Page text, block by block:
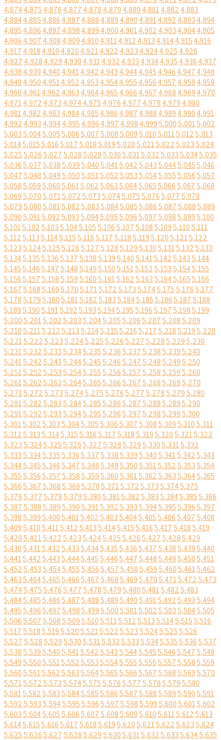
4,8744,8754,8764,8774,8784,8794,8804,8814,8824,883
4,8844,8854,8864,8874,8884,8894,8904,8914,8924,8934,894
4,8954,8964,8974,8984,8994,9004,9014,9024,9034,9044,905
4,9064,9074,9084,9094,9104,9114,9124,9134,9144,9154,916
4,9174,9184,9194,9204,9214,9224,9234,9244,9254,926
4,9274,9284,9294,9304,9314,9324,9334,9344,9354,9364,937
4,9384,9394,9404,9414,9424,9434,9444,9454,9464,9474,948
4,9494,9504,9514,9524,9534,9544,9554,9564,9574,9584,959
4,9604,9614,9624,9634,9644,9654,9664,9674,9684,9694,970
4,9714,9724,9734,9744,9754,9764,9774,9784,9794,980
4,9814,9824,9834,9844,9854,9864,9874,9884,9894,9904,991
4,9924,9934,9944,9954,9964,9974,9984,9995,0005,0015,002
5,0035,0045,0055,0065,0075,0085,0095,0105,0115,0125,013
5,0145,0155,0165,0175,0185,0195,0205,0215,0225,0235,024
5,0255,0265,0275,0285,0295,0305,0315,0325,0335,0345,035
5,0365,0375,0385,0395,0405,0415,0425,0435,0445,0455,046
5,0475,0485,0495,0505,0515,0525,0535,0545,0555,0565,057
5,0585,0595,0605,0615,0625,0635,0645,0655,0665,0675,068
5,0695,0705,0715,0725,0735,0745,0755,0765,0775,078
5,0795,0805,0815,0825,0835,0845,0855,0865,0875,0885,089
5,0905,0915,0925,0935,0945,0955,0965,0975,0985,0995,100
5,1015,1025,1035,1045,1055,1065,1075,1085,1095,1105,111
5,1125,1135,1145,1155,1165,1175,1185,1195,1205,1215,122
5,1235,1245,1255,1265,1275,1285,1295,1305,1315,1325,133
5,1345,1355,1365,1375,1385,1395,1405,1415,1425,1435,144
5,1455,1465,1475,1485,1495,1505,1515,1525,1535,1545,155
5,1565,1575,1585,1595,1605,1615,1625,1635,1645,1655,166
5,1675,1685,1695,1705,1715,1725,1735,1745,1755,1765,177
5,1785,1795,1805,1815,1825,1835,1845,1855,1865,1875,188
5,1895,1905,1915,1925,1935,1945,1955,1965,1975,1985,199
5,2005,2015,2025,2035,2045,2055,2065,2075,2085,209
5,2105,2115,2125,2135,2145,2155,2165,2175,2185,2195,220
5,2215,2225,2235,2245,2255,2265,2275,2285,2295,230
5,2315,2325,2335,2345,2355,2365,2375,2385,2395,240
5,2415,2425,2435,2445,2455,2465,2475,2485,2495,250
5,2515,2525,2535,2545,2555,2565,2575,2585,2595,260
5,2615,2625,2635,2645,2655,2665,2675,2685,2695,270
5,2715,2725,2735,2745,2755,2765,2775,2785,2795,280
5,2815,2825,2835,2845,2855,2865,2875,2885,2895,290
5,2915,2925,2935,2945,2955,2965,2975,2985,2995,300
5,3015,3025,3035,3045,3055,3065,3075,3085,3095,3105,311
5,3125,3135,3145,3155,3165,3175,3185,3195,3205,3215,322
5,3235,3245,3255,3265,3275,3285,3295,3305,3315,332
5,3335,3345,3355,3365,3375,3385,3395,3405,3415,3425,343
5,3445,3455,3465,3475,3485,3495,3505,3515,3525,3535,354
5,3555,3565,3575,3585,3595,3605,3615,3625,3635,3645,365
5,3665,3675,3685,3695,3705,3715,3725,3735,3745,375
5,3765,3775,3785,3795,3805,3815,3825,3835,3845,3855,386
5,3875,3885,3895,3905,3915,3925,3935,3945,3955,3965,397
5,3985,3995,4005,4015,4025,4035,4045,4055,4065,4075,408
5,4095,4105,4115,4125,4135,4145,4155,4165,4175,4185,419
5,4205,4215,4225,4235,4245,4255,4265,4275,4285,429
5,4305,4315,4325,4335,4345,4355,4365,4375,4385,4395,440
5,4415,4425,4435,4445,4455,4465,4475,4485,4495,4505,451
5,4525,4535,4545,4555,4565,4575,4585,4595,4605,4615,462
5,4635,4645,4655,4665,4675,4685,4695,4705,4715,4725,473
5,4745,4755,4765,4775,4785,4795,4805,4815,4825,483
5,4845,4855,4865,4875,4885,4895,4905,4915,4925,4935,494
5,4955,4965,4975,4985,4995,5005,5015,5025,5035,5045,505
5,5065,5075,5085,5095,5105,5115,5125,5135,5145,5155,516
5,5175,5185,5195,5205,5215,5225,5235,5245,5255,526
5,5275,5285,5295,5305,5315,5325,5335,5345,5355,5365,537
5,5385,5395,5405,5415,5425,5435,5445,5455,5465,5475,548
5,5495,5505,5515,5525,5535,5545,5555,5565,5575,5585,559
5,5605,5615,5625,5635,5645,5655,5665,5675,5685,5695,570
5,5715,5725,5735,5745,5755,5765,5775,5785,5795,580
5,5815,5825,5835,5845,5855,5865,5875,5885,5895,5905,591
5,5925,5935,5945,5955,5965,5975,5985,5995,6005,6015,602
5,6035,6045,6055,6065,6075,6085,6095,6105,6115,6125,613
5,6145,6155,6165,6175,6185,6195,6205,6215,6225,6235,624
5,6255,6265,6275,6285,6295,6305,6315,6325,6335,6345,635